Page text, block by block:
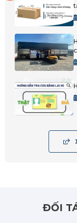
Kon Tum
Lâm Đồng
TPHCM
Bình Dương
Đồng Nai
Tây Ninh
ĐỐI